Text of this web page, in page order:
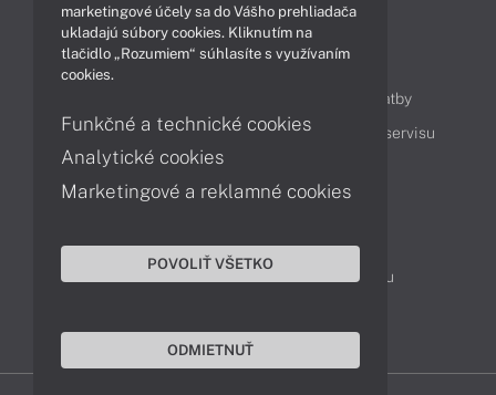
Obsah
Možnosti doručenia a platby
Podpora a servis
Servisné služby Cenník servisu
Kontakty
043 4224 771
Obchodné oddelenie
Reklamácia tovaru
marketingové účely sa do Vášho prehliadača
ukladajú súbory cookies. Kliknutím na
tlačidlo „Rozumiem“ súhlasíte s využívaním
cookies.
Funkčné a technické cookies
Analytické cookies
Marketingové a reklamné cookies
POVOLIŤ VŠETKO
ODMIETNUŤ